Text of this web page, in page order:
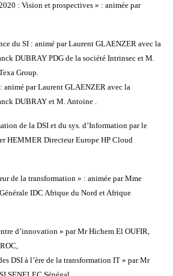
: Vision et prospectives » : animée par
du SI : animé par Laurent GLAENZER avec la
DUBRAY PDG de la société Intrinsec et M.
Group.
animé par Laurent GLAENZER avec la
DUBRAY et M. Antoine .
de la DSI et du sys. d’Information par le
HEMMER Directeur Europe HP Cloud
de la transformation » : animée par Mme
IDC Afrique du Nord et Afrique
d’innovation » par Mr Hichem El OUFIR,
DSI à l’ère de la transformation IT » par Mr